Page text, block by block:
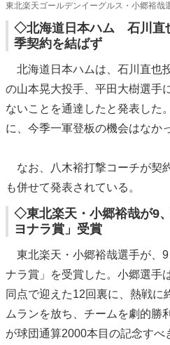
東北楽天ゴールデンイーグルス・小郷裕哉
◇北海道日本ハム 石川直
季契約を結ばず
北海道日本ハムは、石川直也
の山本晃大投手、平田大樹選手
ないことを通達したと発表した
に、今季一軍登板の機会はなか
なお、八木裕打撃コーチが契
も併せて発表されている。
◇東北楽天・小郷裕哉が9
ヨナラ賞」受賞
東北楽天・小郷裕哉選手が、
ナラ賞」を受賞した。小郷選手
同点で迎えた12回裏に、熱戦に
ムランを放ち、チームを劇的勝
が球団通算2000本目の記念すべ